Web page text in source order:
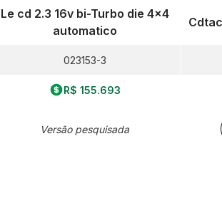
Le cd 2.3 16v bi-Turbo die 4x4
automatico
023153-3
R$ 155.693
Versão pesquisada